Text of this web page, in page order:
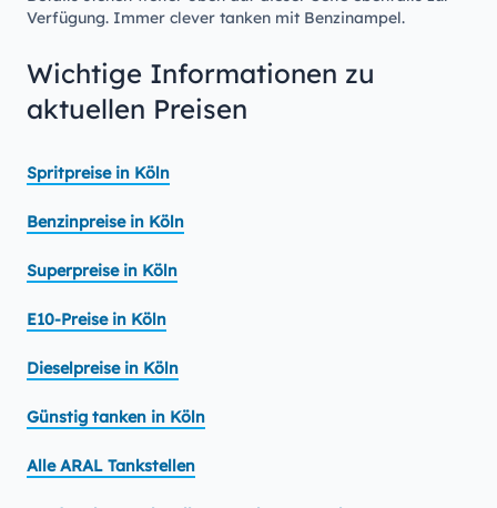
Verfügung. Immer clever tanken mit Benzinampel.
Wichtige Informationen zu
aktuellen Preisen
Spritpreise in Köln
Benzinpreise in Köln
Superpreise in Köln
E10-Preise in Köln
Dieselpreise in Köln
Günstig tanken in Köln
Alle ARAL Tankstellen